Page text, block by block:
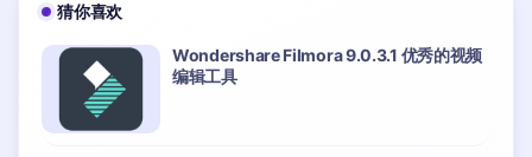
猜你喜欢
Wondershare Filmora 9.0.3.1 优秀的视频
编辑工具